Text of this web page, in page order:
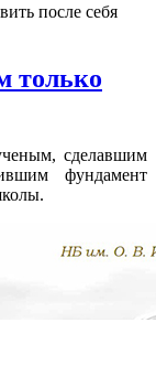
после себя
только
сделавшим
фундамент